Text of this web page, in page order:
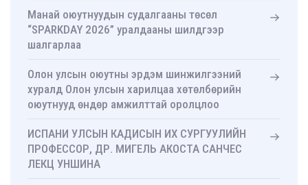
Манай оюутнуудын судалгааны төсөл
“SPARKDAY 2026” уралдааны шилдгээр
шалгарлаа
Олон улсын оюутны эрдэм шинжилгээний
хуралд Олон улсын харилцаа хөтөлбөрийн
оюутнууд өндөр амжилттай оролцлоо
ИСПАНИ УЛСЫН КАДИСЫН ИХ СУРГУУЛИЙН
ПРОФЕССОР, ДР. МИГЕЛЬ АКОСТА САНЧЕС
ЛЕКЦ УНШИНА